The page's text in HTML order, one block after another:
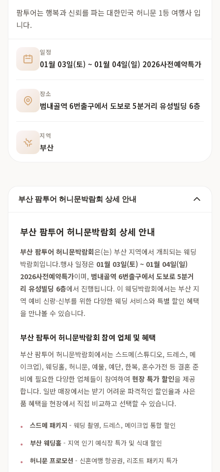
팜투어는 행복과 신뢰를 파는 대한민국 허니문 1등 여행사 입
니다.
일정
01월 03일(토) ~ 01월 04일(일) 2026사전예약특가
장소
범내골역 6번출구에서 도보로 5분거리 유성빌딩 6층
지역
부산
부산 팜투어 허니문박람회 상세 안내
부산 팜투어 허니문박람회 상세 안내
부산 팜투어 허니문박람회은(는) 부산 지역에서 개최되는 웨딩
박람회입니다.행사 일정은 01월 03일(토) ~ 01월 04일(일)
2026사전예약특가이며, 범내골역 6번출구에서 도보로 5분거
리 유성빌딩 6층에서 진행됩니다. 이 웨딩박람회에서는 부산 지
역 예비 신랑·신부를 위한 다양한 웨딩 서비스와 특별 할인 혜택
을 만나볼 수 있습니다.
부산 팜투어 허니문박람회 참여 업체 및 혜택
부산 팜투어 허니문박람회에서는 스드메(스튜디오, 드레스, 메
이크업), 웨딩홀, 허니문, 예물, 예단, 한복, 혼수가전 등 결혼 준
비에 필요한 다양한 업체들이 참여하여 현장 특가 할인을 제공
합니다. 일반 매장에서는 받기 어려운 파격적인 할인율과 사은
품 혜택을 현장에서 직접 비교하고 선택할 수 있습니다.
스드메 패키지 - 웨딩 촬영, 드레스, 메이크업 통합 할인
부산 웨딩홀 - 지역 인기 예식장 특가 및 식대 할인
허니문 프로모션 - 신혼여행 항공권, 리조트 패키지 특가